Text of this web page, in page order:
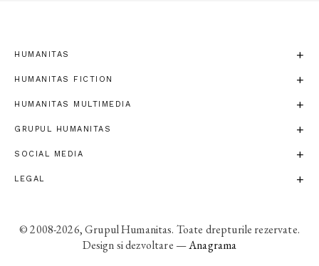
HUMANITAS
HUMANITAS FICTION
HUMANITAS MULTIMEDIA
GRUPUL HUMANITAS
SOCIAL MEDIA
LEGAL
© 2008-2026, Grupul Humanitas. Toate drepturile rezervate.
Design si dezvoltare —Anagrama